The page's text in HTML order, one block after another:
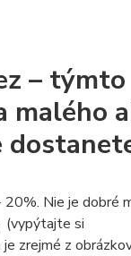
– týmto
malého
Nie je dobré
(vypýtajte si
zrejmé z